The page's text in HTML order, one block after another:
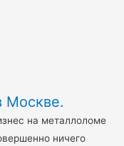
Москве.
на металлоломе
ничего